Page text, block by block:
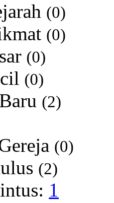
(0)
(0)
(0)
(0)
(2)
(0)
(2)
1